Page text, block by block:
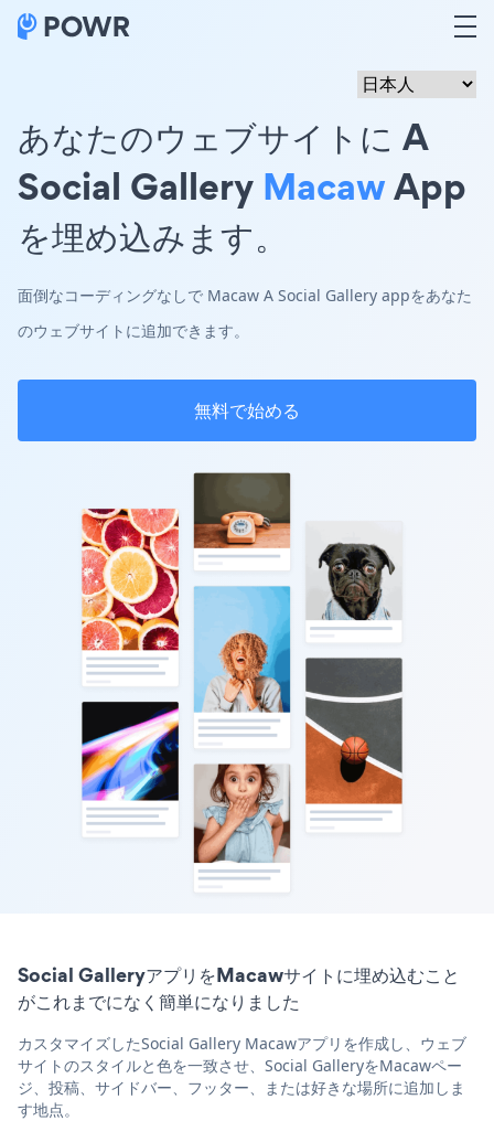
あなたのウェブサイトに A
Social Gallery MacawApp
を埋め込みます。
面倒なコーディングなしで Macaw A Social Gallery appをあなた
のウェブサイトに追加できます。
無料で始める
Social GalleryアプリをMacawサイトに埋め込むこと
がこれまでになく簡単になりました
カスタマイズしたSocial Gallery Macawアプリを作成し、ウェブ
サイトのスタイルと色を一致させ、Social GalleryをMacawペー
ジ、投稿、サイドバー、フッター、または好きな場所に追加しま
す地点。